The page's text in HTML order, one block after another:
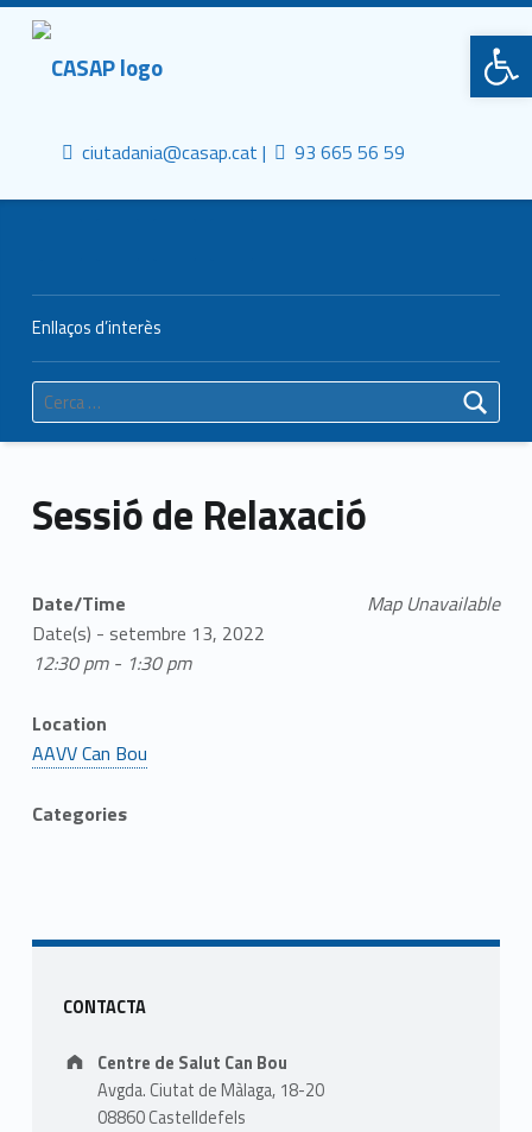
Obre la barra d'eines
ciutadania@casap.cat |
93 665 56 59
Header info sidebar
Enllaços d’interès
Cerca:
Sessió de Relaxació
Map Unavailable
Date/Time
Date(s) - setembre 13, 2022
12:30 pm - 1:30 pm
Location
AAVV Can Bou
Categories
Sidebar
CONTACTA
Address:
Centre de Salut Can Bou
Avgda. Ciutat de Màlaga, 18-20
08860 Castelldefels